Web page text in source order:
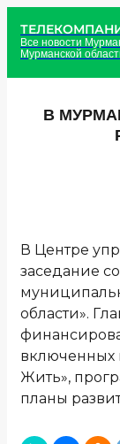
Все новости
Мурманской
В
В Центре
заседание
области».
включенных
Жить»,
планы